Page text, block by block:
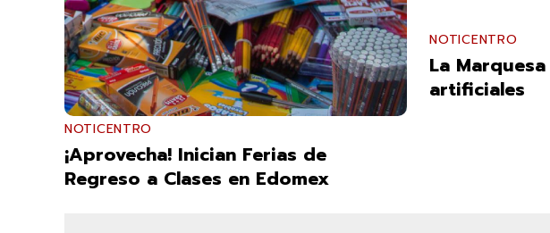
NOTICENTRO
¡Aprovecha! Inician Ferias de
Regreso a Clases en Edomex
NOTICENTRO
La
artificiales